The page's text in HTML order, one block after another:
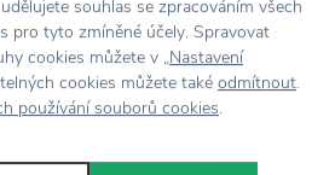
udělujete souhlas se zpracováním všech
pro tyto zmíněné účely. Spravovat
cookies můžete v „Nastavení
cookies můžete také odmítnout.
používání souborů cookies.